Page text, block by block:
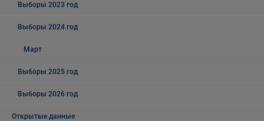
Выборы 2023 год
Выборы 2024 год
Март
Выборы 2025 год
Выборы 2026 год
Открытые данные